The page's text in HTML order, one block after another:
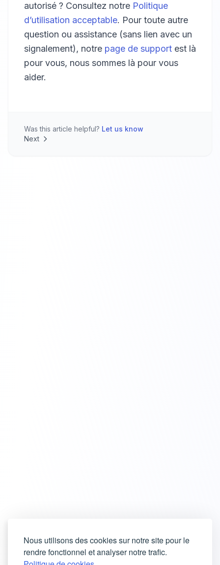
Nous utilisons des cookies sur notre site pour le
rendre fonctionnel et analyser notre trafic.
autorisé ? Consultez notre Politique
d’utilisation acceptable. Pour toute autre
question ou assistance (sans lien avec un
signalement), notre page de support est là
pour vous, nous sommes là pour vous
aider.
Was this article helpful? Let us know
Next